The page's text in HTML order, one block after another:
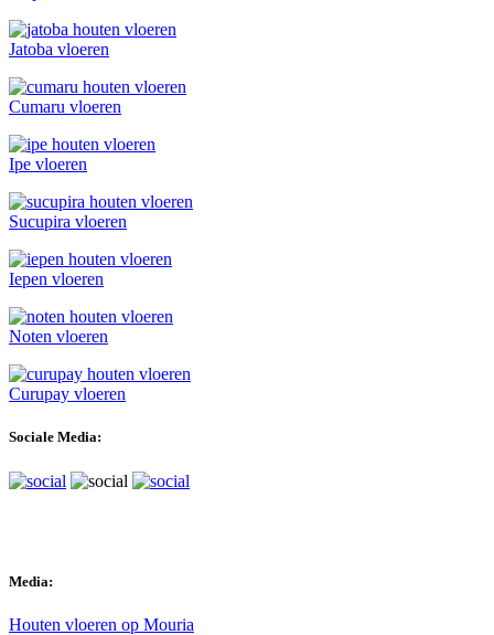
Jatoba vloeren
Cumaru vloeren
Ipe vloeren
Sucupira vloeren
Iepen vloeren
Noten vloeren
Curupay vloeren
Sociale Media:
Media:
Houten vloeren op Mouria